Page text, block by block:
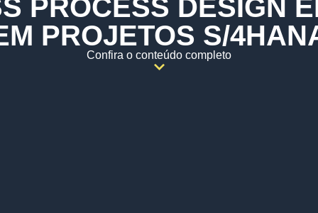
PROCESS DESIGN
PROJETOS S/
Confira o conteúdo completo